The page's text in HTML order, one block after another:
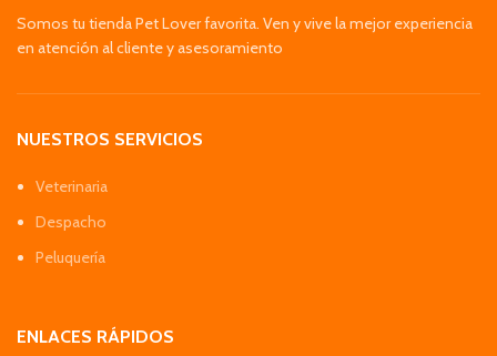
Somos tu tienda Pet Lover favorita. Ven y vive la mejor experiencia
en atención al cliente y asesoramiento
NUESTROS SERVICIOS
Veterinaria
Despacho
Peluquería
ENLACES RÁPIDOS